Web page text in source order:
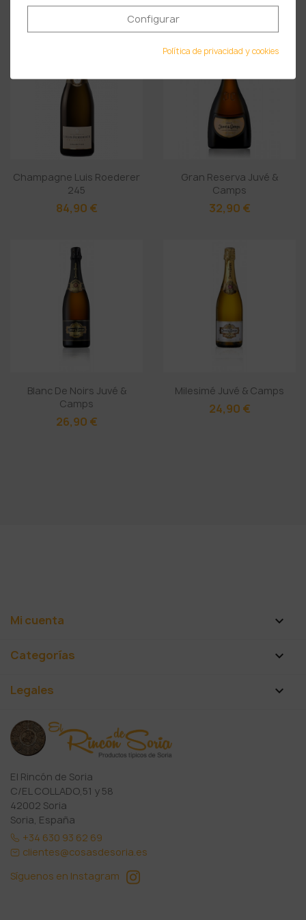
Champagne Luis Roederer
245
84,90 €
Gran Reserva Juvé &
Camps
32,90 €
Blanc De Noirs Juvé &
Camps
26,90 €
Milesimé Juvé & Camps
24,90 €
Mi cuenta 
Categorías 
Legales 
El Rincón de Soria
C/EL COLLADO,51 y 58
42002 Soria
Soria, España
+34 630 93 62 69
clientes@cosasdesoria.es
Síguenos en Instagram
Configurar
Política de privacidad y cookies